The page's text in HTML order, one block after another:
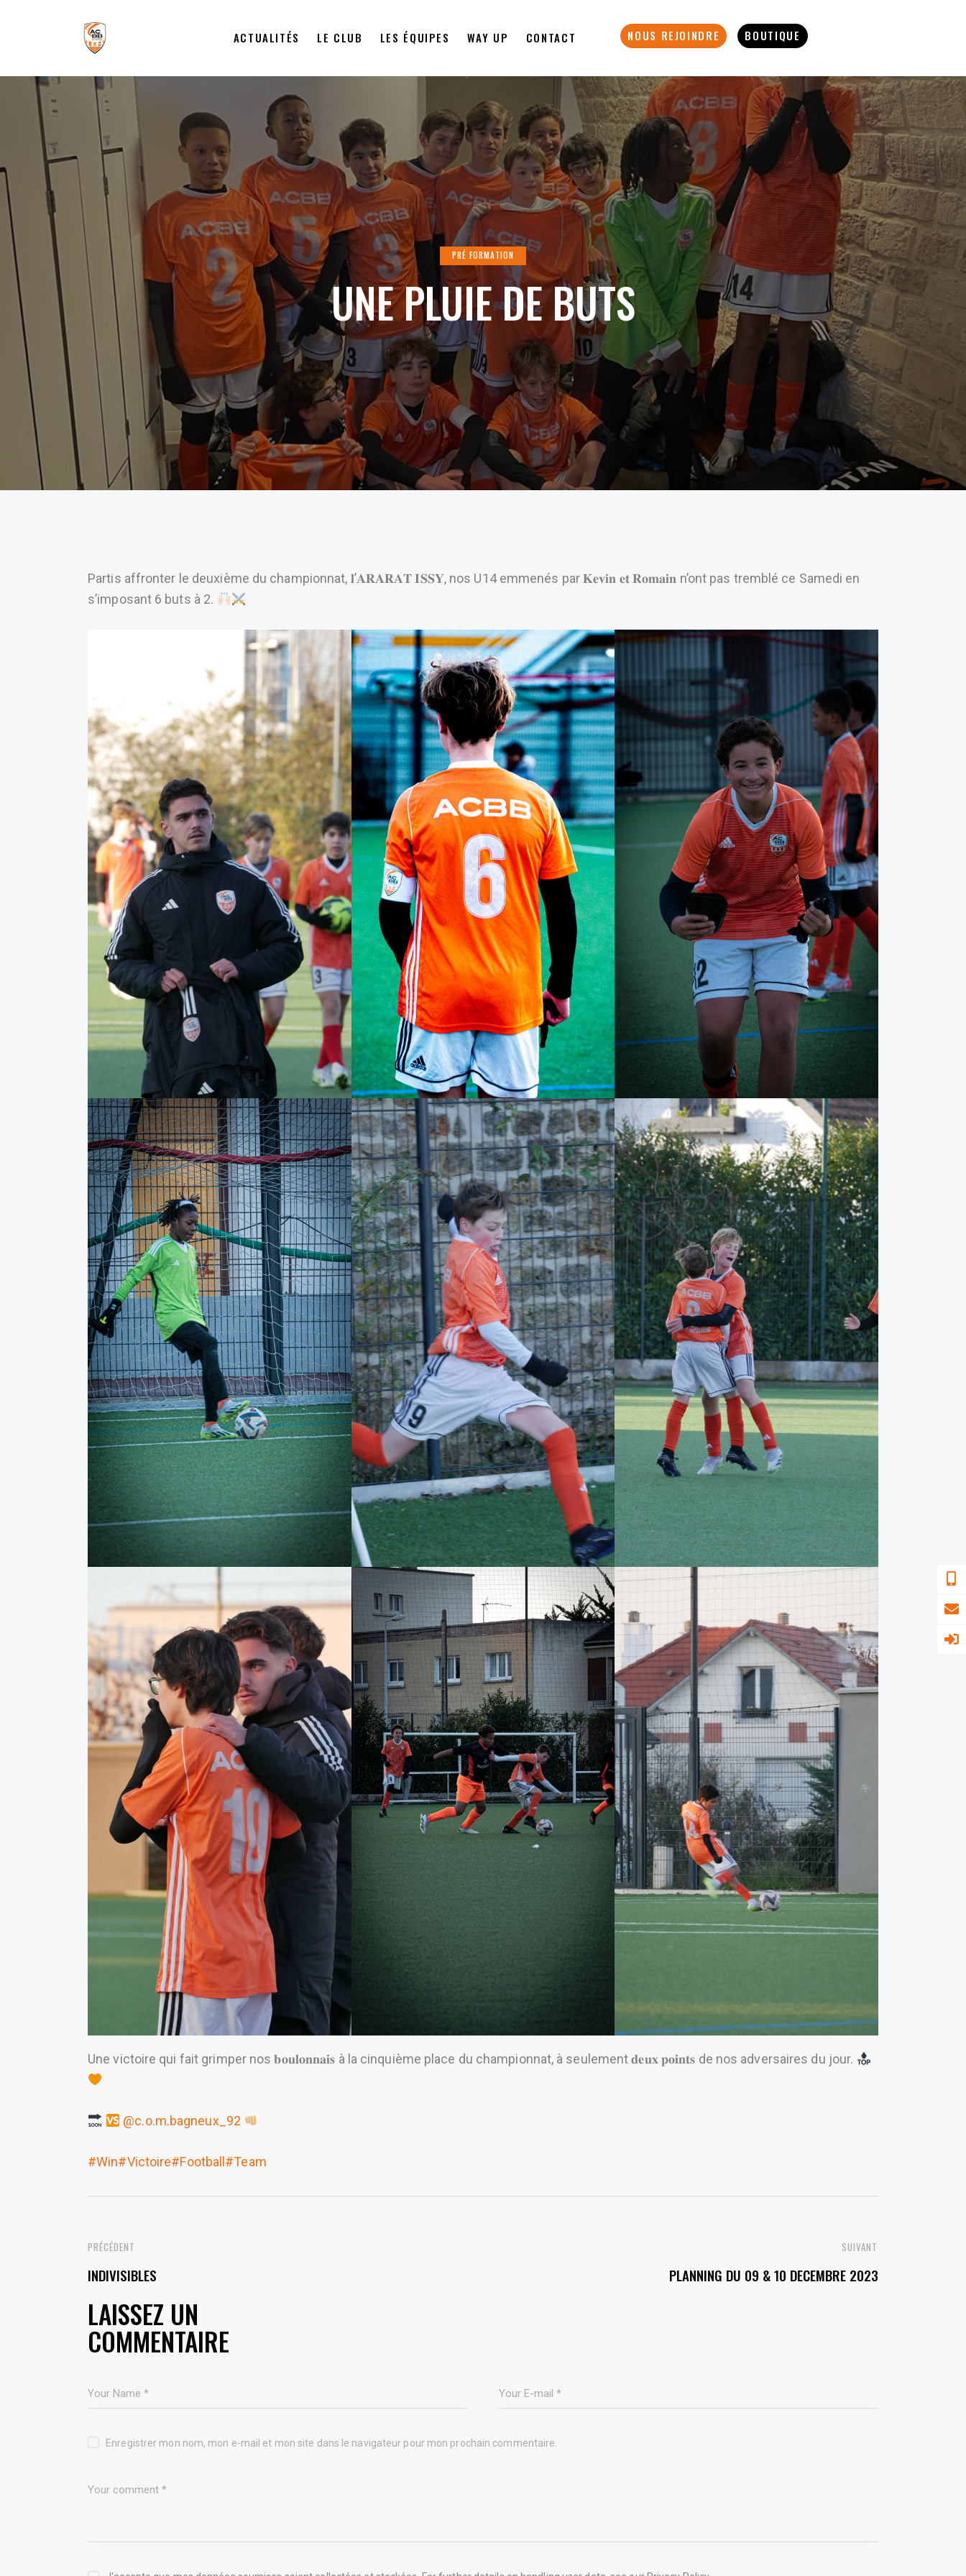
ACTUALITÉS LE CLUB LES ÉQUIPES WAY UP CONTACT NOUS REJOINDRE BOUTIQUE
PRÉ FORMATION
UNE PLUIE DE BUTS
Partis affronter le deuxième du championnat, 𝐥’𝐀𝐑𝐀𝐑𝐀𝐓 𝐈𝐒𝐒𝐘, nos U14 emmenés par 𝐊𝐞𝐯𝐢𝐧 𝐞𝐭 𝐑𝐨𝐦𝐚𝐢𝐧 n’ont pas tremblé ce Samedi en
s’imposant 6 buts à 2.
Une victoire qui fait grimper nos 𝐛𝐨𝐮𝐥𝐨𝐧𝐧𝐚𝐢𝐬 à la cinquième place du championnat, à seulement 𝐝𝐞𝐮𝐱 𝐩𝐨𝐢𝐧𝐭𝐬 de nos adversaires du jour.
@c.o.m.bagneux_92
#Win#Victoire#Football #Team
PREVIOUS
INDIVISIBLES
NEXT
PLANNING DU 09 & 10 DECEMBRE 2023
LEAVE A COMMENT
Enregistrer mon nom, mon e-mail et mon site dans le navigateur pour mon prochain commentaire.